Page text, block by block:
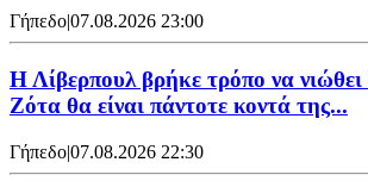
Γήπεδο|07.08.2026 23:00
Η Λίβερπουλ βρήκε τρόπο να
Ζότα θα είναι πάντοτε κοντά της...
Γήπεδο|07.08.2026 22:30